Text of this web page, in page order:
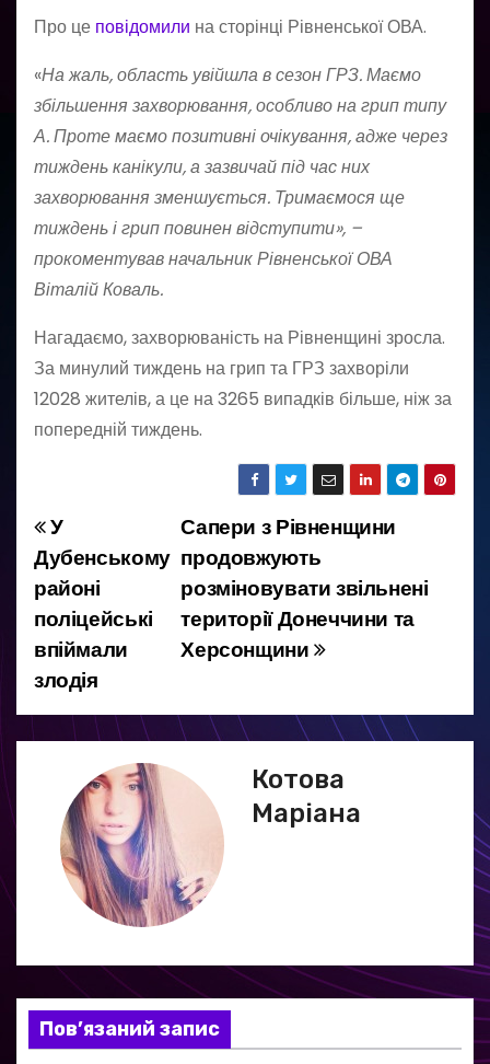
Про це повідомили на сторінці Рівненської ОВА.
«На жаль, область увійшла в сезон ГРЗ. Маємо
збільшення захворювання, особливо на грип типу
А. Проте маємо позитивні очікування, адже через
тиждень канікули, а зазвичай під час них
захворювання зменшується. Тримаємося ще
тиждень і грип повинен відступити», –
прокоментував начальник Рівненської ОВА
Віталій Коваль.
Нагадаємо, захворюваність на Рівненщині зросла.
За минулий тиждень на грип та ГРЗ захворіли
12028 жителів, а це на 3265 випадків більше, ніж за
попередній тиждень.
Н
а
в
і
г
а
п
Сапери з Рівненщини
продовжують
розміновувати звільнені
території Донеччини та
Херсонщини
У
Дубенському
районі
поліцейські
впіймали
злодія
Котова
Маріана
Пов’язаний запис